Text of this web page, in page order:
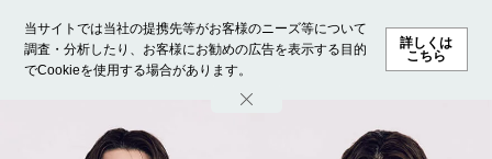
当サイトでは当社の提携先等がお客様のニーズ等について
調査・分析したり、お客様にお勧めの広告を表示する目的
でCookieを使用する場合があります。
詳しくは
こちら
ホーム モデル募集 ランキング ファッション ビューテ